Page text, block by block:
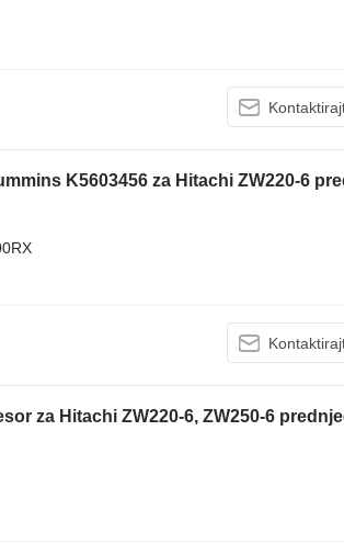
K5603456 za Hitachi ZW220-6
za Hitachi ZW220-6, ZW250-6